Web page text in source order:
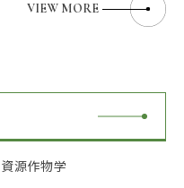
VIEW MORE
資源作物学